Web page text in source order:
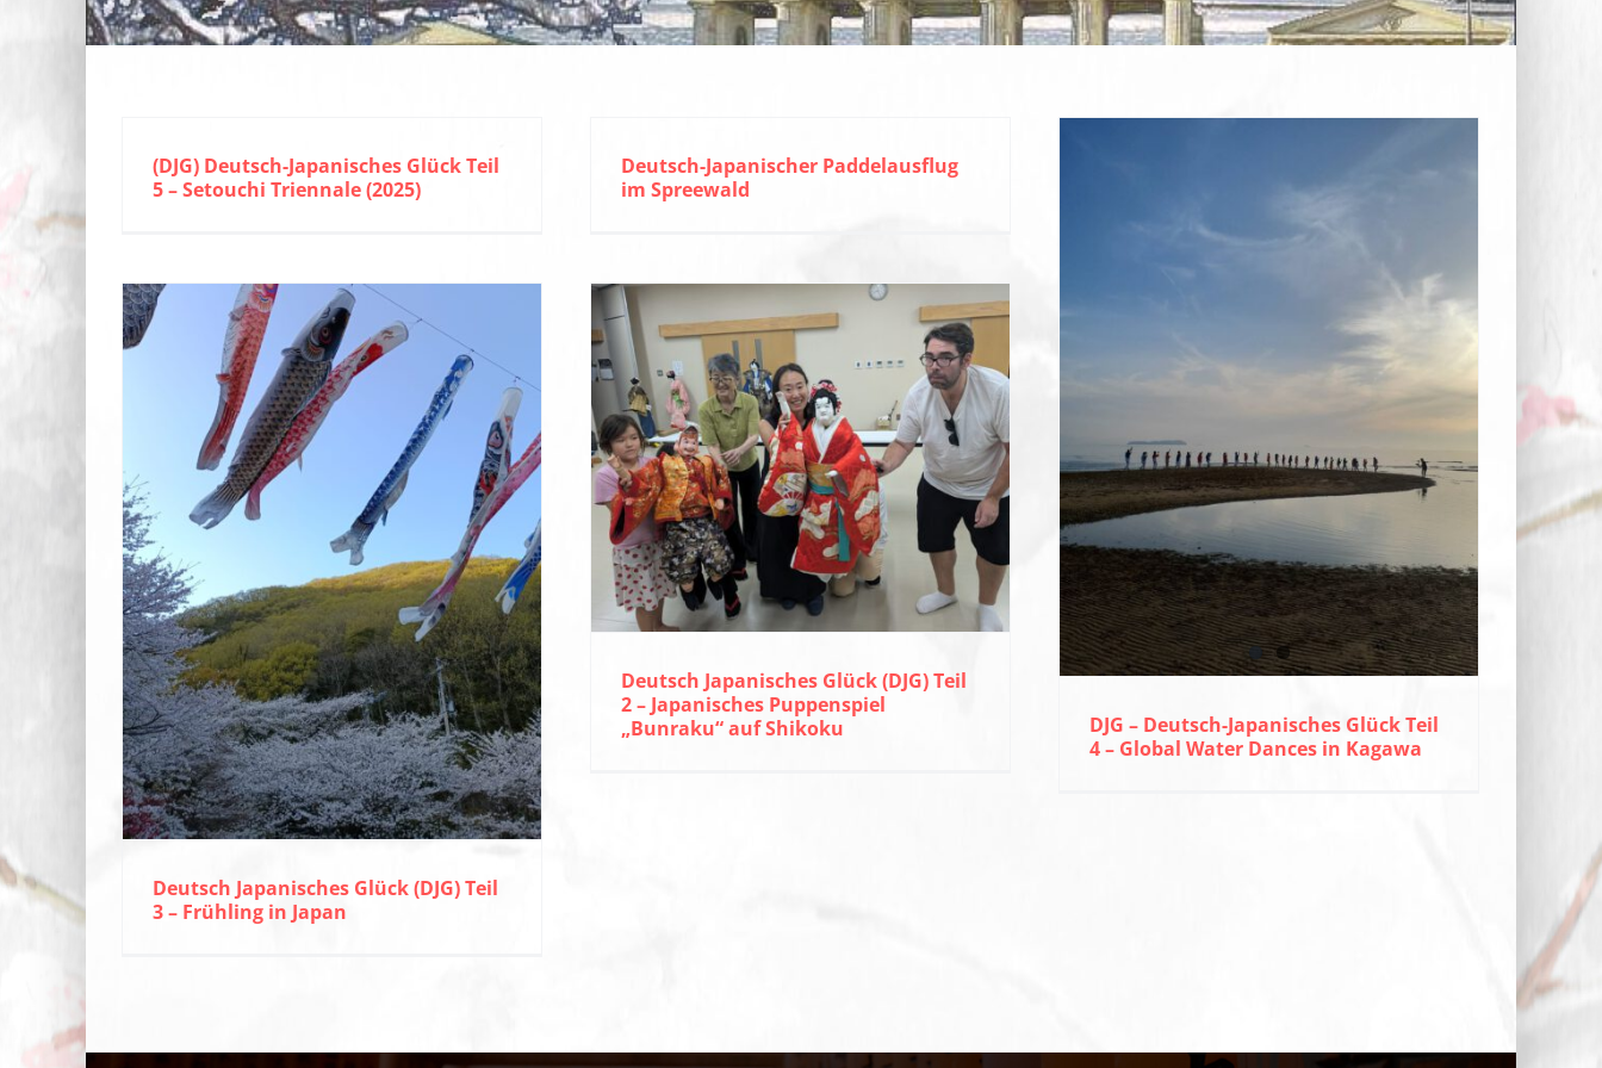
(DJG) Deutsch-Japanisches Glück Teil
5 – Setouchi Triennale (2025)
Deutsch-Japanischer Paddelausflug
im Spreewald
DJG – Deutsch-Japanisches Glück Teil
4 – Global Water Dances in Kagawa
Deutsch Japanisches Glück (DJG) Teil
3 – Frühling in Japan
Deutsch Japanisches Glück (DJG) Teil
2 – Japanisches Puppenspiel
„Bunraku“ auf Shikoku